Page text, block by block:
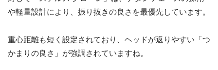
や軽量設計により、振り抜きの良さを最優先しています。
重心距離も短く設定されており、ヘッドが返りやすい「つ
かまりの良さ」が強調されていますね。